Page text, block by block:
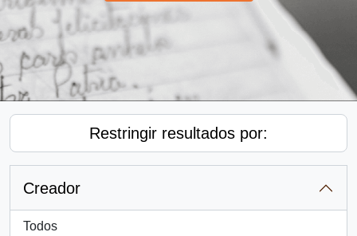
Restringir resultados por:
Creador
Todos